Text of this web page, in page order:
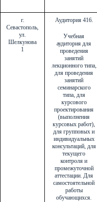
г.
Севастополь,
ул.
Шелкунова
1
Аудитория 416.
Учебная
аудитория для
проведения
занятий
лекционного типа,
для проведения
занятий
семинарского
типа, для
курсового
проектирования
(выполнения
курсовых работ),
для групповых и
индивидуальных
консультаций, для
текущего
контроля и
промежуточной
аттестации. Для
самостоятельной
работы
обучающихся.